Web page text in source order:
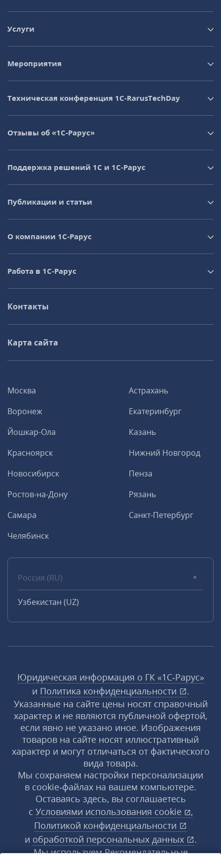
Москва
Астрахань
Воронеж
Екатеринбург
Йошкар-Ола
Казань
Красноярск
Нижний Новгород
Новосибирск
Пенза
Ростов-на-Дону
Рязань
Самара
Санкт-Петербург
Челябинск
Россия (RU)
Узбекистан (UZ)
Услуги
Мероприятия
Техническая конференция 1C‑RarusTechDay
Отзывы об «1С-Рарус»
Поддержка решений 1С и 1С‑Рарус
Публикации и статьи
О компании 1C-Рарус
Работа в 1С‑Рарус
Контакты
Карта сайта
Юридическая информация о ГК «1С‑Рарус»
и Политика конфиденциальности
.
Указанные на сайте цены носят справочный
характер и не являются публичной офертой,
если явно не указано иное. Изображения
товаров на сайте носят иллюстративный
характер и могут отличаться от фактического
вида товара.
Мы сохраняем настройки персонализации
в cookie‑файлах на вашем компьютере.
Оставаясь здесь, вы соглашаетесь
с Условиями использования cookie
,
Политикой конфиденциальности
и обработкой персональных данных
.
Мы используем Рекомендательные